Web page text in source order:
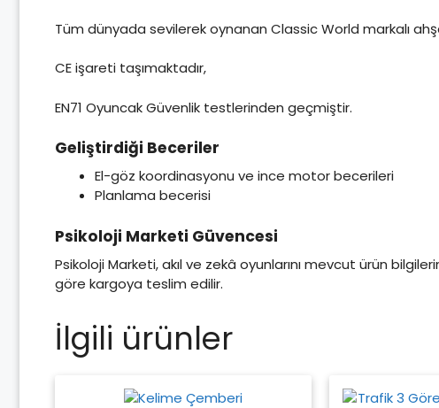
Tüm dünyada sevilerek oynanan Classic World markalı
CE işareti taşımaktadır,
EN71 Oyuncak Güvenlik testlerinden geçmiştir.
Geliştirdiği Beceriler
El-göz koordinasyonu ve ince motor becerileri
Planlama becerisi
Psikoloji Marketi Güvencesi
Psikoloji Marketi, akıl ve zekâ oyunlarını mevcut ürün
göre kargoya teslim edilir.
İlgili ürünler